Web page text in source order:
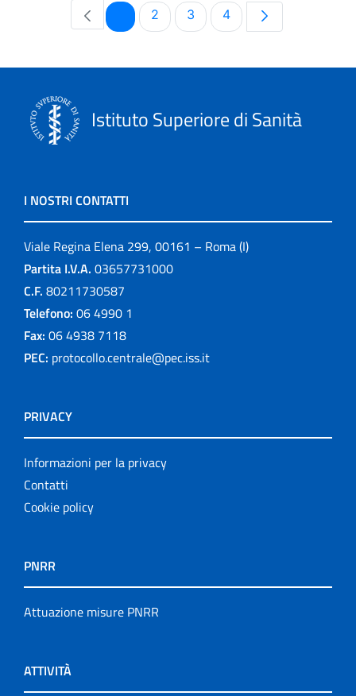
PaginaPagina
2 Pagina
3 Pagina
4
Istituto Superiore di Sanità
I NOSTRI CONTATTI
Viale Regina Elena 299, 00161 – Roma (I)
Partita I.V.A. 03657731000
C.F. 80211730587
Telefono: 06 4990 1
Fax: 06 4938 7118
PEC: protocollo.centrale@pec.iss.it
PRIVACY
Informazioni per la privacy
Contatti
Cookie policy
PNRR
Attuazione misure PNRR
ATTIVITÀ